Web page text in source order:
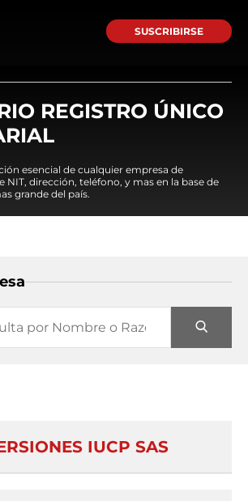
SUSCRIBIRSE
REGISTRO ÚNICO
esencial de cualquier empresa de
NIT, dirección, teléfono, y mas en la base de
grande del país.
IUCP SAS